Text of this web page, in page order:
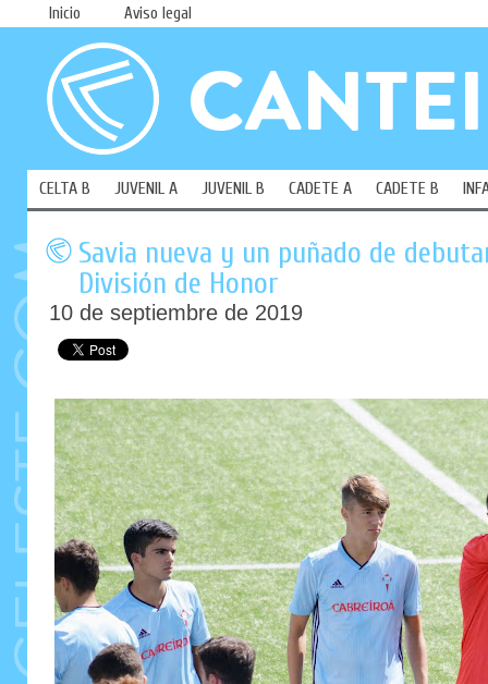
Inicio Aviso legal
CELTA B JUVENIL A JUVENIL B CADETE A CADETE B
Savia nueva y un puñado de
División de Honor
10 de septiembre de 2019